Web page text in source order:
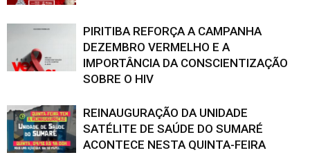
PIRITIBA REFORÇA A CAMPANHA
DEZEMBRO VERMELHO E A
IMPORTÂNCIA DA CONSCIENTIZAÇÃO
SOBRE O HIV
REINAUGURAÇÃO DA UNIDADE
SATÉLITE DE SAÚDE DO SUMARÉ
ACONTECE NESTA QUINTA-FEIRA